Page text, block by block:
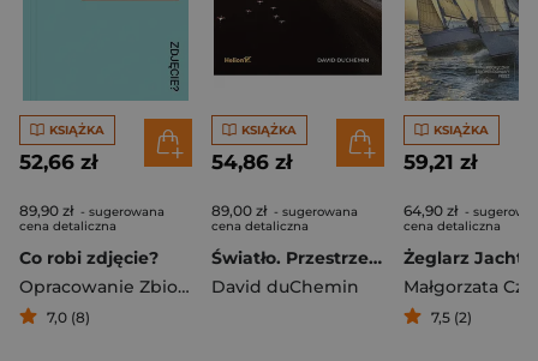
KSIĄŻKA
52,66 zł
89,90 zł - sugerowana
cena detaliczna
Co robi zdjęcie?
Opracowanie Zbiorowe
7,0 (8)
KSIĄŻKA
54,86 zł
89,00 zł - sugerowana
cena detaliczna
Światło. Przestrzeń. Czas. Eseje o sztuce fotografii
David duChemin
KSIĄŻKA
59,21 zł
64,90 zł -
cena detaliczna
7,5 (2)